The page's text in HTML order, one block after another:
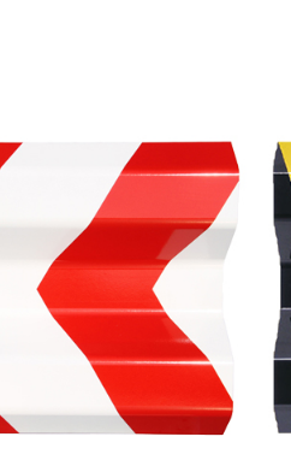
作所 会社案内